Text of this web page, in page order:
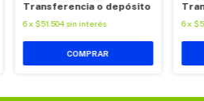
Transferencia o depósito
6x $51.504 sin interés 6x